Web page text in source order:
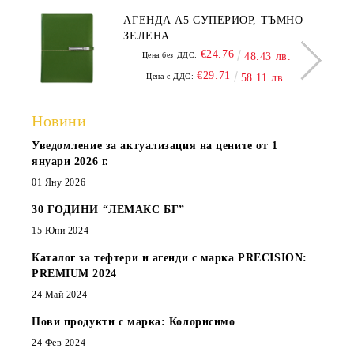
АГЕНДА А5 СУПЕРИОР, ТЪМНО
ЗЕЛЕНА
Цена без ДДС: €24.76 48.43 лв.
Цена с ДДС: €29.71 58.11 лв.
Новини
Уведомление за актуализация на цените от 1
януари 2026 г.
01 Яну 2026
30 ГОДИНИ “ЛЕМАКС БГ”
15 Юни 2024
Каталог за тефтери и агенди с марка PRECISION:
PREMIUM 2024
24 Май 2024
Нови продукти с марка: Колорисимо
24 Фев 2024